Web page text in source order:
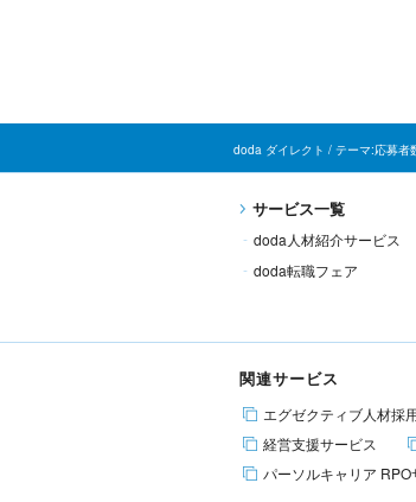
doda ダイレクト / テーマ:応募者
サービス一覧
doda人材紹介サービス
doda転職フェア
関連サービス
エグゼクティブ人材採
経営支援サービス
パーソルキャリア RPO